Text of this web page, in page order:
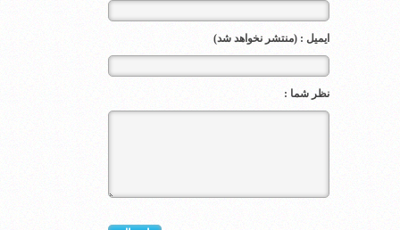
ایمیل : (منتشر نخواهد شد)
نظر شما :